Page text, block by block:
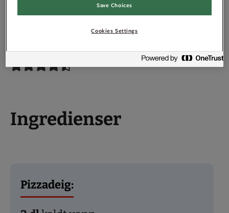
Ingredienser
Pizzadeig:
Save Choices
Cookies Settings